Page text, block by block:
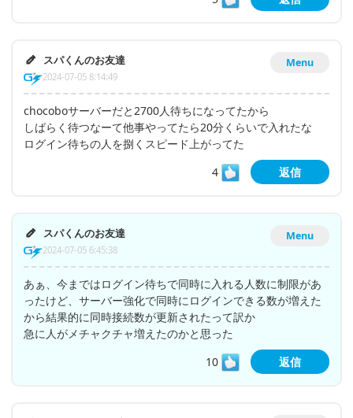
Menu
スパくんのお友達
2024-07-05 8:14:49
chocoboサーバーだと2700人待ちになってたから
しばらく待つなーて他事やってたら20分くらいで入れたな
ログイン待ちの人を捌くスピード上がってた
4
返信
Menu
スパくんのお友達
2024-07-05 6:45:38
あぁ、今まではログイン待ちで同時に入れる人数に制限があ
ったけど、サーバー強化で同時にログインできる数が増えた
から結果的に同時接続数が更新されたって訳か
急に人がメチャクチャ増えたのかと思った
10
返信